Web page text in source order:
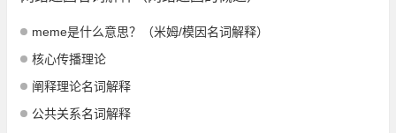
meme是什么意思？（米姆/模因名词解释）
核心传播理论
阐释理论名词解释
公共关系名词解释